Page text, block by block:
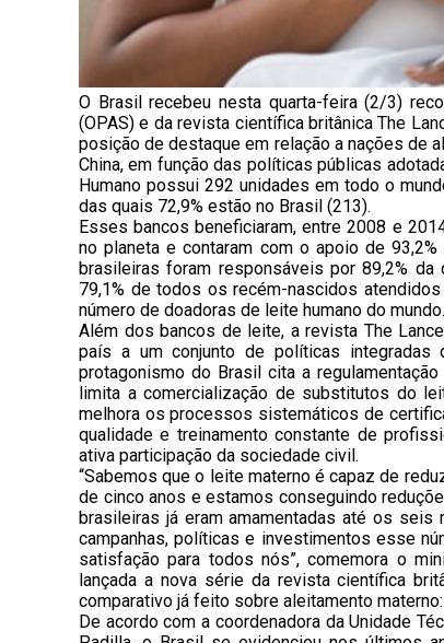
O Brasil recebeu nesta quarta-feira (2/3)
(OPAS) e da revista científica britânica The
posição de destaque em relação a nações de
China, em função das políticas públicas
Humano possui 292 unidades em todo o
das quais 72,9% estão no Brasil (213).
Esses bancos beneficiaram, entre 2008 e
no planeta e contaram com o apoio de
brasileiras foram responsáveis por 89,2%
79,1% de todos os recém-nascidos
número de doadoras de leite humano do mundo.
Além dos bancos de leite, a revista The
país a um conjunto de políticas integradas
protagonismo do Brasil cita a
limita a comercialização de substitutos do
melhora os processos sistemáticos de
qualidade e treinamento constante de
ativa participação da sociedade civil.
“Sabemos que o leite materno é capaz de
de cinco anos e estamos conseguindo
brasileiras já eram amamentadas até os
campanhas, políticas e investimentos esse
satisfação para todos nós”, comemora o
lançada a nova série da revista científica
comparativo já feito sobre aleitamento
De acordo com a coordenadora da Unidade